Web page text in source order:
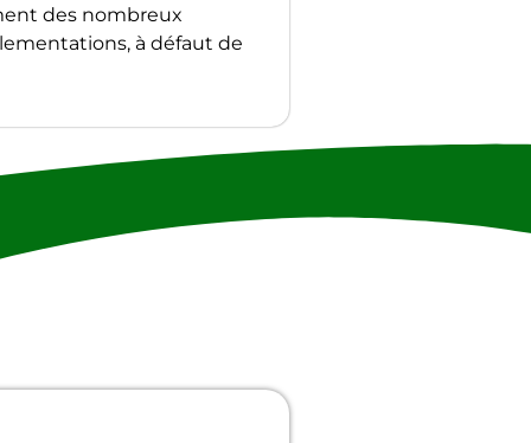
des nombreux
à défaut de